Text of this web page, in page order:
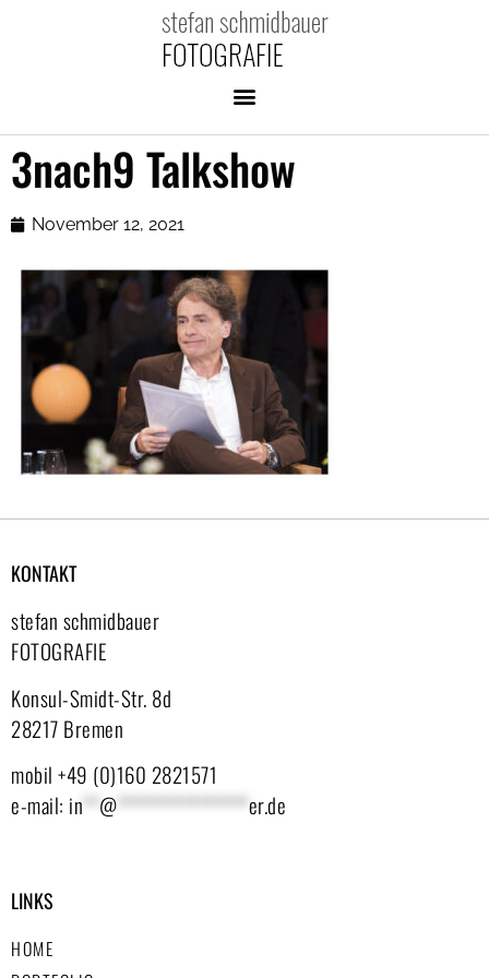
3nach9 Talkshow
November 12, 2021
KONTAKT
stefan schmidbauer
FOTOGRAFIE
Konsul-Smidt-Str. 8d
28217 Bremen
mobil +49 (0)160 2821571
e-mail: in**@****************er.de
LINKS
HOME